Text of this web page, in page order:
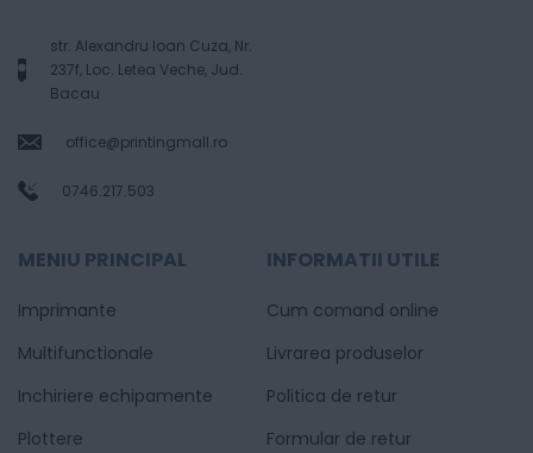
str. Alexandru Ioan Cuza, Nr.
237f, Loc. Letea Veche, Jud.
Bacau
office@printingmall.ro
0746.217.503
MENIU PRINCIPAL
Imprimante
Multifunctionale
Inchiriere echipamente
Plottere
INFORMATII UTILE
Cum comand online
Livrarea produselor
Politica de retur
Formular de retur